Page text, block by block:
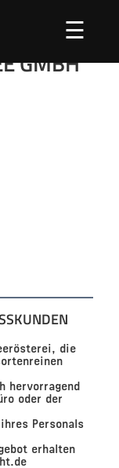
☰
GMBH
die
hervorragend
oder der
Personals
erhalten